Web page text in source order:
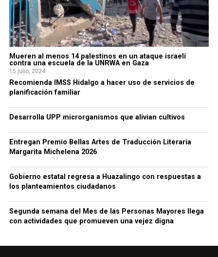
Mueren al menos 14 palestinos en un ataque israelí
contra una escuela de la UNRWA en Gaza
15 julio, 2024
Recomienda IMSS Hidalgo a hacer uso de servicios de
planificación familiar
Desarrolla UPP microrganismos que alivian cultivos
Entregan Premio Bellas Artes de Traducción Literaria
Margarita Michelena 2026
Gobierno estatal regresa a Huazalingo con respuestas a
los planteamientos ciudadanos
Segunda semana del Mes de las Personas Mayores llega
con actividades que promueven una vejez digna